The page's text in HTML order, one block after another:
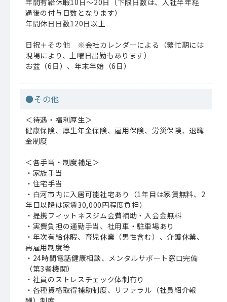
年間有給休暇10日～20日（下限日数は、入社半年経
過後の付与日数となります）
年間休日日数120日以上
日祝＋その他 ※会社カレンダーによる（繁忙期には
現場により、土曜日出勤もあります）
お盆（6日）、年末年始（6日）
●その他
＜待遇・福利厚生＞
健康保険、厚生年金保険、雇用保険、労災保険、退職
金制度
＜各手当・制度補足＞
・家族手当
・住宅手当
・白河市内に入居可能社宅あり（1年目は家賃無料、2
年目以降は家賃30,000円程度負担）
・提携フィットネスジム会費補助・入会金無料
・実費負担の通勤手当、社用車・駐車場あり
・年次有給休暇、育児休業（男性含む）、介護休業、
再雇用制度等
・24時間電話健康相談、メンタルサポート窓口完備
（第3者機関）
・社員のストレスチェック体制有り
・各種資格取得補助制度、リファラル（社員紹介報